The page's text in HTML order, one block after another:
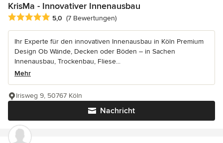
KrisMa - Innovativer Innenausbau
Durchschnittliche Bewertung: 5 von 5 Sternen
5,0 (7 Bewertungen)
Ihr Experte für den innovativen Innenausbau in Köln Premium
Design Ob Wände, Decken oder Böden – in Sachen
Innenausbau, Trockenbau, Fliese...
Mehr
Nachricht
Irisweg 9, 50767 Köln